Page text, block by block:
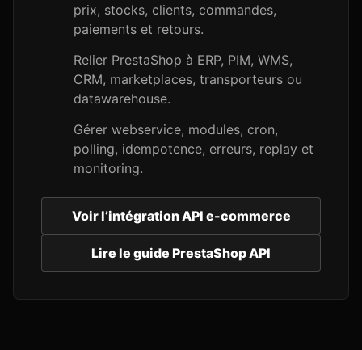
prix, stocks, clients, commandes,
paiements et retours.
Relier PrestaShop à ERP, PIM, WMS,
CRM, marketplaces, transporteurs ou
datawarehouse.
Gérer webservice, modules, cron,
polling, idempotence, erreurs, replay et
monitoring.
Voir l’intégration API e-commerce
Lire le guide PrestaShop API